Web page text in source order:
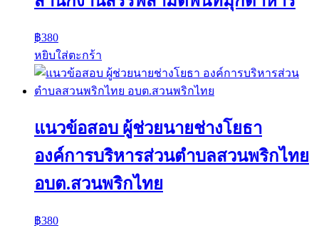
฿380
หยิบใส่ตะกร้า
แนวข้อสอบ ผู้ช่วยนายช่างโยธา
องค์การบริหารส่วนตำบลสวนพริกไทย
อบต.สวนพริกไทย
฿380